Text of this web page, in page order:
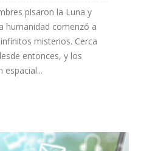
pisaron la Luna y
humanidad comenzó a
misterios. Cerca
entonces, y los
espacial...